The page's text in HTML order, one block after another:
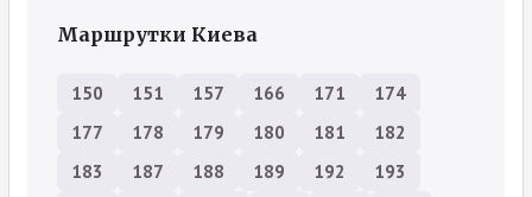
Маршрутки Киева
150 151 157 166 171
174
177
178 179 180 181
182
183
187 188 189 192
193